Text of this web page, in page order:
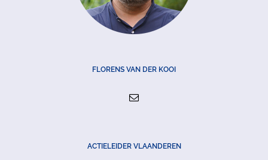
FLORENS VAN DER KOOI
ACTIELEIDER VLAANDEREN